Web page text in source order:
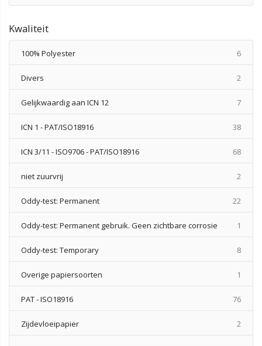
Kwaliteit
100% Polyester 6
Divers 2
Gelijkwaardig aan ICN 12 7
ICN 1 - PAT/ISO18916 38
ICN 3/11 - ISO9706 - PAT/ISO18916 68
niet zuurvrij 2
Oddy-test: Permanent 22
Oddy-test: Permanent gebruik. Geen zichtbare corrosie 1
Oddy-test: Temporary 8
Overige papiersoorten 1
PAT - ISO18916 76
Zijdevloeipapier 2